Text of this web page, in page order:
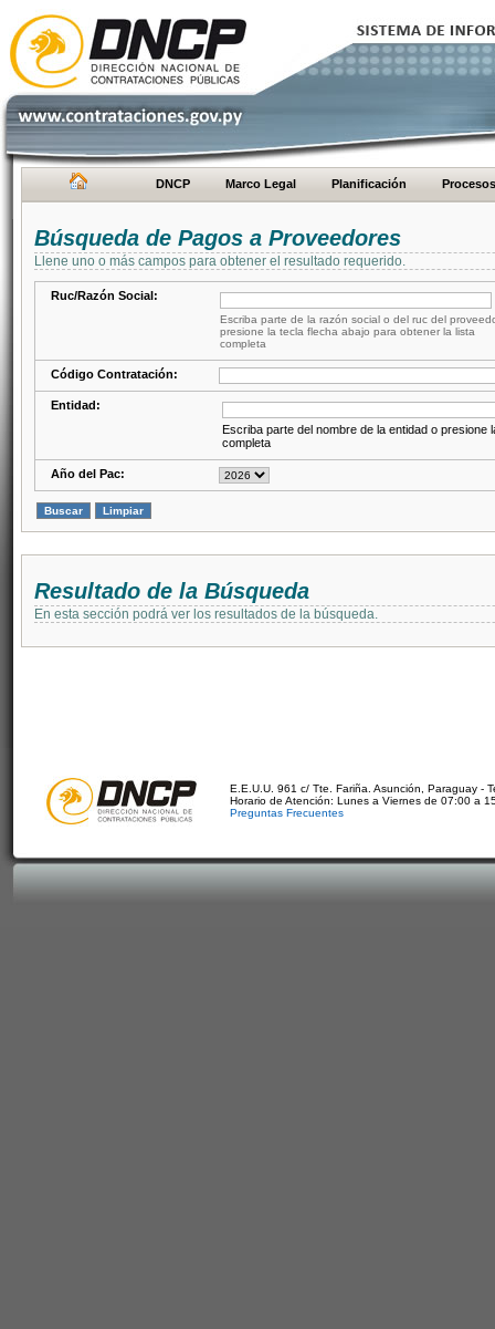
DNCP Marco Legal Planificación Procesos
Búsqueda de Pagos a Proveedores
Llene uno o más campos para obtener el resultado requerido.
Ruc/Razón Social:
Escriba parte de la razón social o del ruc del
presione la tecla flecha abajo para obtener la lista
completa
Código Contratación:
Entidad:
Escriba parte del nombre de la entidad o presione
completa
Año del Pac:
Resultado de la Búsqueda
En esta sección podrá ver los resultados de la búsqueda.
E.E.U.U. 961 c/ Tte. Fariña. Asunción, Paraguay -
Horario de Atención: Lunes a Viernes de 07:00 a
Preguntas Frecuentes